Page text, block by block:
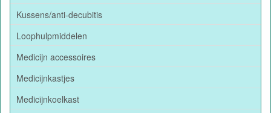
Kussens/anti-decubitis
Loophulpmiddelen
Medicijn accessoires
Medicijnkastjes
Medicijnkoelkast